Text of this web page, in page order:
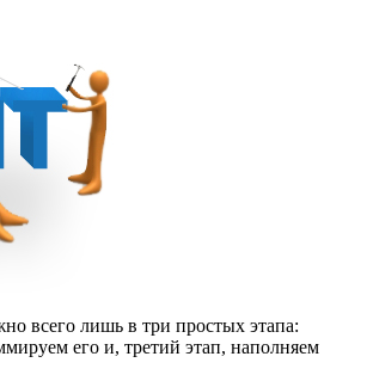
всего лишь в три простых этапа:
его и, третий этап, наполняем